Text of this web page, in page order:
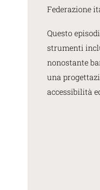
Federazione
Questo
strumenti
nonostante
una
accessibilità